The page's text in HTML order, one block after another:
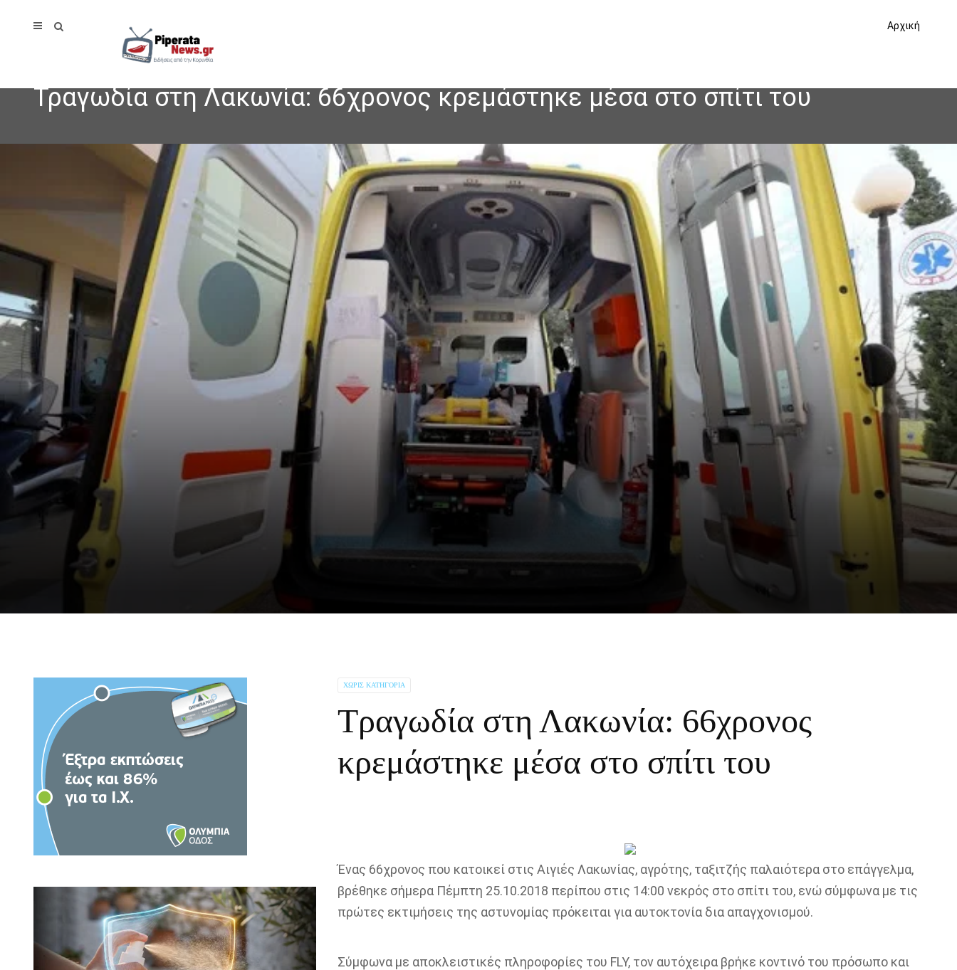
Αρχική
Τραγωδία στη Λακωνία: 66χρονος κρεμάστηκε μέσα στο σπίτι του
ΧΩΡΊΣ ΚΑΤΗΓΟΡΊΑ
Τραγωδία στη Λακωνία: 66χρονος
κρεμάστηκε μέσα στο σπίτι του
Ένας 66χρονος που κατοικεί στις Αιγιές Λακωνίας, αγρότης, ταξιτζής παλαιότερα στο επάγγελμα,
βρέθηκε σήμερα Πέμπτη 25.10.2018 περίπου στις 14:00 νεκρός στο σπίτι του, ενώ σύμφωνα με τις
πρώτες εκτιμήσεις της αστυνομίας πρόκειται για αυτοκτονία δια απαγχονισμού.
Σύμφωνα με αποκλειστικές πληροφορίες του FLY, τον αυτόχειρα βρήκε κοντινό του πρόσωπο και